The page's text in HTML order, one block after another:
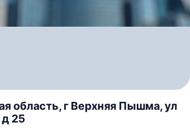
область, г Верхняя Пышма, ул
25